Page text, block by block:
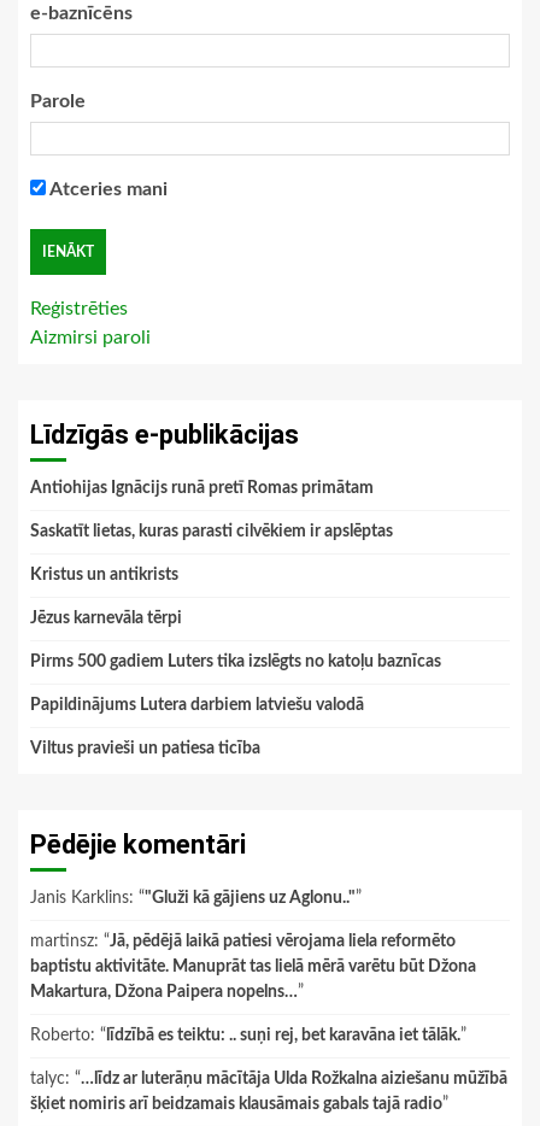
e-baznīcēns
Parole
Atceries mani
Reģistrēties
Aizmirsi paroli
Līdzīgās e-publikācijas
Antiohijas Ignācijs runā pretī Romas primātam
Saskatīt lietas, kuras parasti cilvēkiem ir apslēptas
Kristus un antikrists
Jēzus karnevāla tērpi
Pirms 500 gadiem Luters tika izslēgts no katoļu baznīcas
Papildinājums Lutera darbiem latviešu valodā
Viltus pravieši un patiesa ticība
Pēdējie komentāri
Janis Karklins: “"Gluži kā gājiens uz Aglonu.."”
martinsz: “Jā, pēdējā laikā patiesi vērojama liela reformēto
baptistu aktivitāte. Manuprāt tas lielā mērā varētu būt Džona
Makartura, Džona Paipera nopelns…”
Roberto: “ līdzībā es teiktu: .. suņi rej, bet karavāna iet tālāk.”
talyc: “…līdz ar luterāņu mācītāja Ulda Rožkalna aiziešanu mūžībā
šķiet nomiris arī beidzamais klausāmais gabals tajā radio”